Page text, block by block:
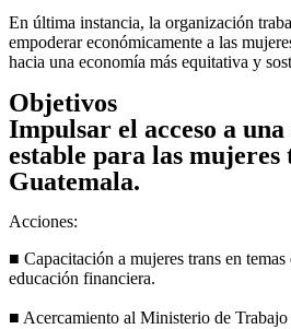
En última instancia, la organización
empoderar económicamente a las
hacia una economía más equitativa y
Objetivos
Impulsar el acceso a una
estable para las mujeres
Guatemala.
Acciones:
■ Capacitación a mujeres trans en
educación financiera.
■ Acercamiento al Ministerio de Trabajo